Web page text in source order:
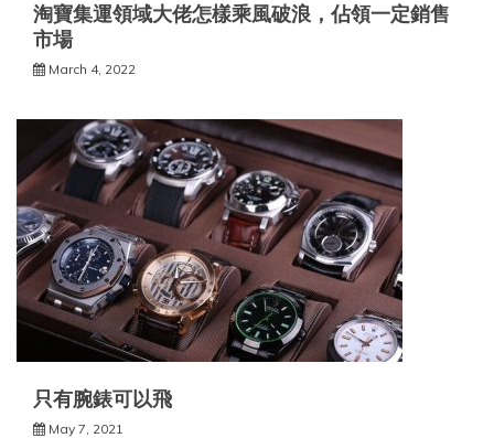
淘寶集運領域大佬怎樣乘風破浪，佔領一定銷售
市場
March 4, 2022
只有腕錶可以飛
May 7, 2021